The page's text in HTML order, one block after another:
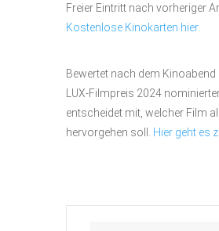
Freier Eintritt nach vorheriger
Kostenlose Kinokarten hier.
Bewertet nach dem Kinoabend
LUX-Filmpreis 2024
entscheidet mit, welcher Film
hervorgehen soll.
Hier geht es